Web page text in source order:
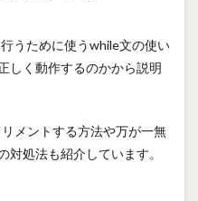
うために使うwhile文の使い
しく動作するのかから説明
メントする方法や万が一無
処法も紹介しています。